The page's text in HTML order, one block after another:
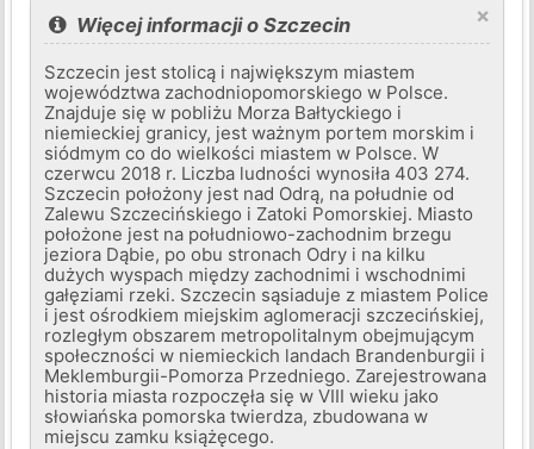
×
Więcej informacji o Szczecin
Szczecin jest stolicą i największym miastem
województwa zachodniopomorskiego w Polsce.
Znajduje się w pobliżu Morza Bałtyckiego i
niemieckiej granicy, jest ważnym portem morskim i
siódmym co do wielkości miastem w Polsce. W
czerwcu 2018 r. Liczba ludności wynosiła 403 274.
Szczecin położony jest nad Odrą, na południe od
Zalewu Szczecińskiego i Zatoki Pomorskiej. Miasto
położone jest na południowo-zachodnim brzegu
jeziora Dąbie, po obu stronach Odry i na kilku
dużych wyspach między zachodnimi i wschodnimi
gałęziami rzeki. Szczecin sąsiaduje z miastem Police
i jest ośrodkiem miejskim aglomeracji szczecińskiej,
rozległym obszarem metropolitalnym obejmującym
społeczności w niemieckich landach Brandenburgii i
Meklemburgii-Pomorza Przedniego. Zarejestrowana
historia miasta rozpoczęła się w VIII wieku jako
słowiańska pomorska twierdza, zbudowana w
miejscu zamku książęcego.